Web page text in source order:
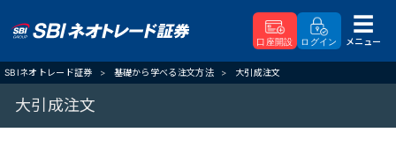
口座開設 ログイン メニュー
SBIネオトレード証券 基礎から学べる注文方法 大引成注文
大引成注文